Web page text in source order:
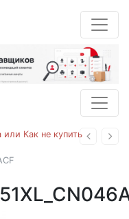
Назад
или Как не купить